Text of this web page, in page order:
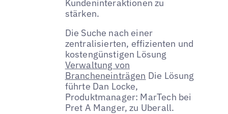
Kundeninteraktionen zu
stärken.
Die Suche nach einer
zentralisierten, effizienten und
kostengünstigen Lösung
Verwaltung von
Brancheneinträgen Die Lösung
führte Dan Locke,
Produktmanager: MarTech bei
Pret A Manger, zu Uberall.